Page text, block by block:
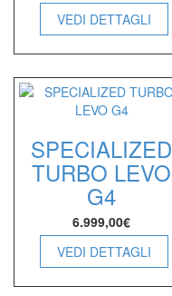
VEDI DETTAGLI
SPECIALIZED
TURBO LEVO
G4
6.999,00€
VEDI DETTAGLI